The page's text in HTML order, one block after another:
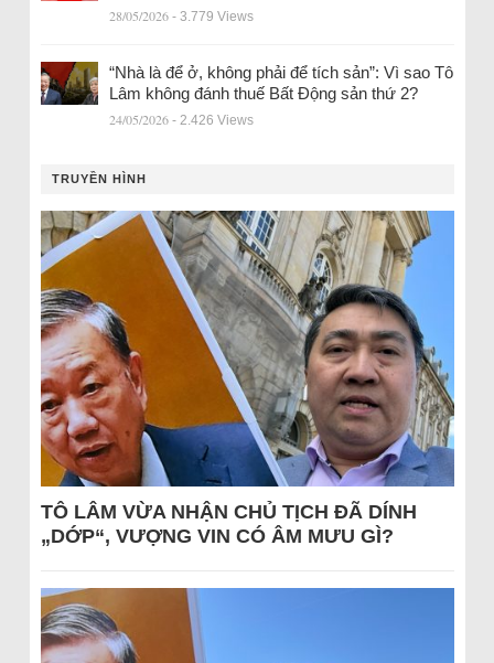
28/05/2026 - 3.779 Views
“Nhà là để ở, không phải để tích sản”: Vì sao Tô
Lâm không đánh thuế Bất Động sản thứ 2?
24/05/2026 - 2.426 Views
TRUYỀN HÌNH
TÔ LÂM VỪA NHẬN CHỦ TỊCH ĐÃ DÍNH
„DỚP“, VƯỢNG VIN CÓ ÂM MƯU GÌ?